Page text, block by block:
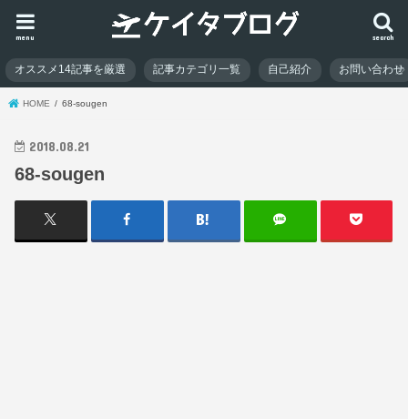
search
menu
オススメ14記事を厳選 記事カテゴリ一覧 自己紹介 お問い合わせ
HOME 68-sougen
2018.08.21
68-sougen